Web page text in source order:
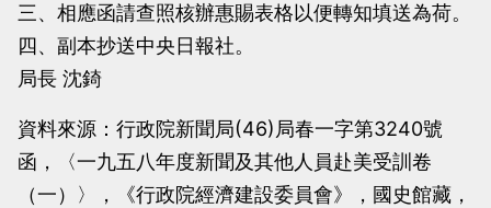
三、相應函請查照核辦惠賜表格以便轉知填送為荷。
四、副本抄送中央日報社。
局長 沈錡
資料來源：行政院新聞局(46)局春一字第3240號
函，〈一九五八年度新聞及其他人員赴美受訓卷
（一）〉，《行政院經濟建設委員會》，國史館藏，